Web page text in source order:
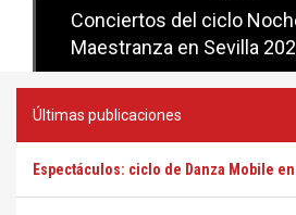
Conciertos del ciclo
Maestranza en Sevilla
Conciertos del ciclo
Sevilla
Últimas publicaciones
Espectáculos: ciclo de Danza Mobile